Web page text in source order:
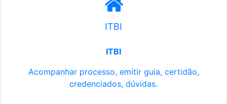
ITBI
ITBI
Acompanhar processo, emitir guia, certidão,
credenciados, dúvidas.